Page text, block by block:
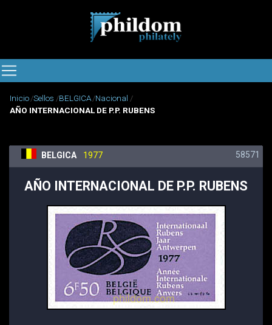
Inicio Sellos BELGICA Nacional
AÑO INTERNACIONAL DE P.P. RUBENS
BELGICA 1977 58571
AÑO INTERNACIONAL DE P.P. RUBENS